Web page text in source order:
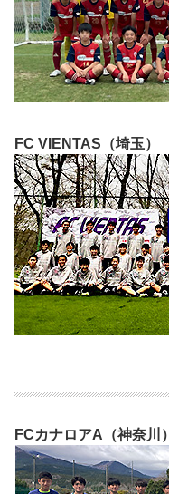
FC VIENTAS（埼玉）
FCカナロアA（神奈川）